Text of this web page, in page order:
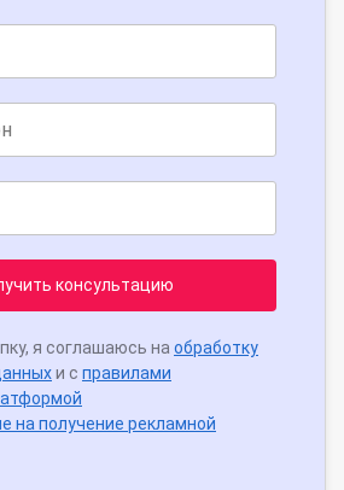
консультацию
я соглашаюсь на обработку
и с правилами
на получение рекламной